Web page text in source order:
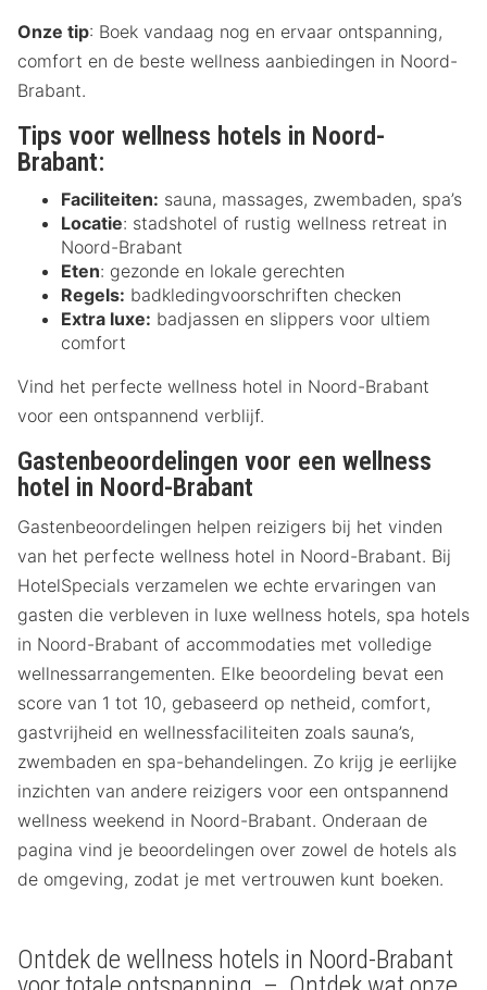
Onze tip: Boek vandaag nog en ervaar ontspanning,
comfort en de beste wellness aanbiedingen in Noord-
Brabant.
Tips voor wellness hotels in Noord-
Brabant:
Faciliteiten: sauna, massages, zwembaden, spa’s
Locatie: stadshotel of rustig wellness retreat in
Noord-Brabant
Eten: gezonde en lokale gerechten
Regels: badkledingvoorschriften checken
Extra luxe: badjassen en slippers voor ultiem
comfort
Vind het perfecte wellness hotel in Noord-Brabant
voor een ontspannend verblijf.
Gastenbeoordelingen voor een wellness
hotel in Noord-Brabant
Gastenbeoordelingen helpen reizigers bij het vinden
van het perfecte wellness hotel in Noord-Brabant. Bij
HotelSpecials verzamelen we echte ervaringen van
gasten die verbleven in luxe wellness hotels, spa hotels
in Noord-Brabant of accommodaties met volledige
wellnessarrangementen. Elke beoordeling bevat een
score van 1 tot 10, gebaseerd op netheid, comfort,
gastvrijheid en wellnessfaciliteiten zoals sauna’s,
zwembaden en spa-behandelingen. Zo krijg je eerlijke
inzichten van andere reizigers voor een ontspannend
wellness weekend in Noord-Brabant. Onderaan de
pagina vind je beoordelingen over zowel de hotels als
de omgeving, zodat je met vertrouwen kunt boeken.
Ontdek de wellness hotels in Noord-Brabant